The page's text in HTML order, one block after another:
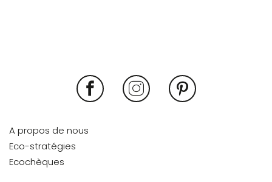
A propos de nous
Eco-stratégies
Ecochèques